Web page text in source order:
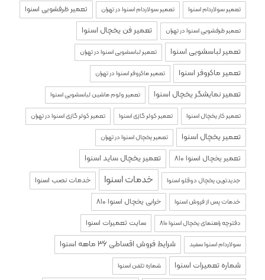
تعمیر سولاردام اسنوا تعمیر سولاردام اسنوا در تهران تعمیر ظرفشویی اسنوا
تعمیر ظرفشویی اسنوا در تهران
تعمیر فن یخچال اسنوا
تعمیر لباسشویی اسنوا
تعمیر لباسشویی اسنوا در تهران
تعمیر ماکروفر اسنوا تعمیر ماکروفر اسنوا در تهران
تعمیر نمایشگر یخچال اسنوا تعمیر ولوم ماشین لباسشویی اسنوا
تعمیر کار یخچال اسنوا تعمیر کولر گازی اسنوا تعمیر کولر گازی اسنوا در تهران
تعمیر یخچال اسنوا تعمیر یخچال اسنوا در تهران
تعمیر یخچال اسنوا ۸۱۰ تعمیر یخچال ساید اسنوا
جدیدترین یخچال دوقلو اسنوا خدمات اسنوا خدمات نصب اسنوا
خدمات پس از فروش اسنوا خرابی یخچال اسنوا ۸۱۰
دفترچه راهنمای یخچال اسنوا ۸۱۰ سایت تعمیرات اسنوا
سولاردام اسنوا سفید
شرایط فروش اقساطی 36 ماهه اسنوا
شماره تعمیرات اسنوا
شماره تلفن اسنوا